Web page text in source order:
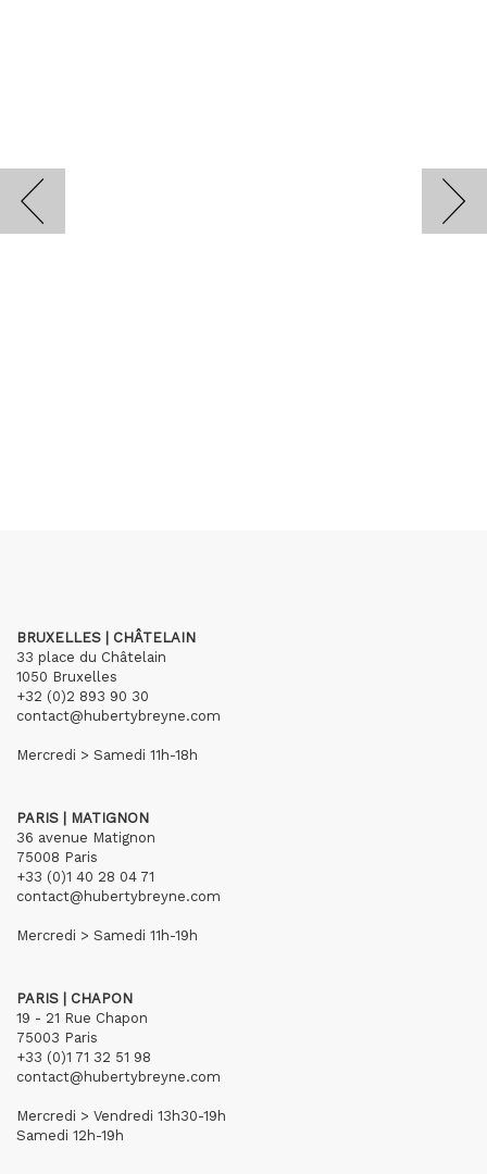
BRUXELLES | CHÂTELAIN
33 place du Châtelain
1050 Bruxelles
+32 (0)2 893 90 30
contact@hubertybreyne.com
Mercredi > Samedi 11h-18h
PARIS | MATIGNON
36 avenue Matignon
75008 Paris
+33 (0)1 40 28 04 71
contact@hubertybreyne.com
Mercredi > Samedi 11h-19h
PARIS | CHAPON
19 - 21 Rue Chapon
75003 Paris
+33 (0)1 71 32 51 98
contact@hubertybreyne.com
Mercredi > Vendredi 13h30-19h
Samedi 12h-19h